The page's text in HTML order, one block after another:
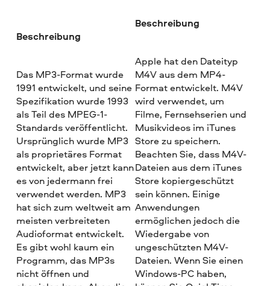
Beschreibung
Das MP3-Format wurde
1991 entwickelt, und seine
Spezifikation wurde 1993
als Teil des MPEG-1-
Standards veröffentlicht.
Ursprünglich wurde MP3
als proprietäres Format
entwickelt, aber jetzt kann
es von jedermann frei
verwendet werden. MP3
hat sich zum weltweit am
meisten verbreiteten
Audioformat entwickelt.
Es gibt wohl kaum ein
Programm, das MP3s
nicht öffnen und
Beschreibung
Apple hat den Dateityp
M4V aus dem MP4-
Format entwickelt. M4V
wird verwendet, um
Filme, Fernsehserien und
Musikvideos im iTunes
Store zu speichern.
Beachten Sie, dass M4V-
Dateien aus dem iTunes
Store kopiergeschützt
sein können. Einige
Anwendungen
ermöglichen jedoch die
Wiedergabe von
ungeschützten M4V-
Dateien. Wenn Sie einen
Windows-PC haben,